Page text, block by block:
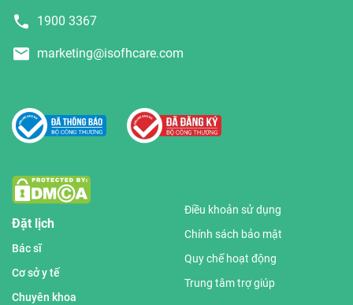
1900 3367
marketing@isofhcare.com
Đặt lịch
Bác sĩ
Cơ sở y tế
Chuyên khoa
Điều khoản sử dụng
Chính sách bảo mật
Quy chế hoạt động
Trung tâm trợ giúp